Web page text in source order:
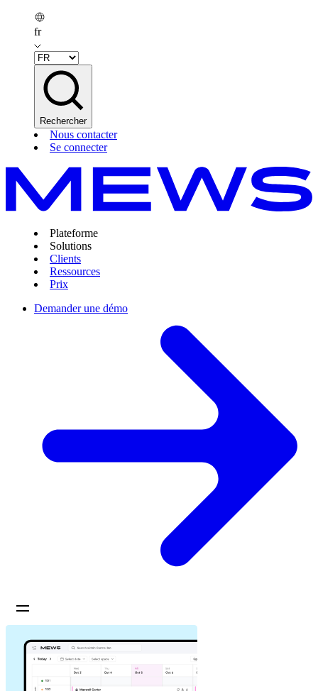
fr
Rechercher
Nous contacter
Se connecter
Plateforme
Solutions
Clients
Ressources
Prix
Demander une démo